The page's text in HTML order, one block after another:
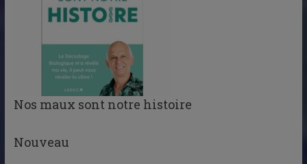
Nos maux sont notre histoire
Nouveau